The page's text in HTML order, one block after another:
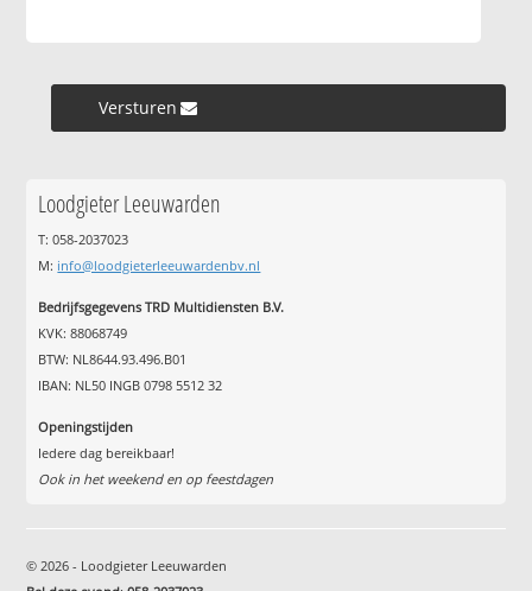
Versturen »
Loodgieter Leeuwarden
T: 058-2037023
M: info@loodgieterleeuwardenbv.nl
Bedrijfsgegevens TRD Multidiensten B.V.
KVK: 88068749
BTW: NL8644.93.496.B01
IBAN: NL50 INGB 0798 5512 32
Openingstijden
Iedere dag bereikbaar!
Ook in het weekend en op feestdagen
© 2026 - Loodgieter Leeuwarden